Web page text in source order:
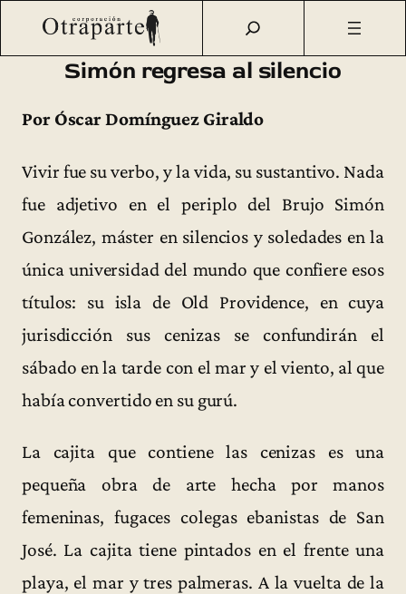
Saltar
contenido
Otraparte.org /Corporación Archivo de prensa
Simón
regresa al silencio
Simón regresa al silencio
Por Óscar Domínguez Giraldo
Vivir fue su verbo, y la vida, su sustantivo. Nada
fue adjetivo en el periplo del Brujo Simón
González, máster en silencios y soledades en la
única universidad del mundo que confiere esos
títulos: su isla de Old Providence, en cuya
jurisdicción sus cenizas se confundirán el
sábado en la tarde con el mar y el viento, al que
había convertido en su gurú.
La cajita que contiene las cenizas es una
pequeña obra de arte hecha por manos
femeninas, fugaces colegas ebanistas de San
José. La cajita tiene pintados en el frente una
playa, el mar y tres palmeras. A la vuelta de la